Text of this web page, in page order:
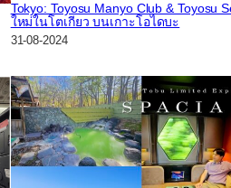
Tokyo: Toyosu Manyo Club & Toyosu
ใหม่ในโตเกียว บนเกาะโอไดบะ
31-08-2024